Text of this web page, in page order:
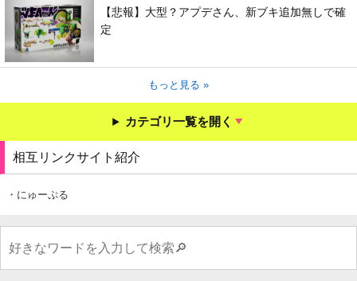
【悲報】大型？アプデさん、新ブキ追加無しで確
定
もっと見る »
カテゴリ一覧を開く
相互リンクサイト紹介
・にゅーぷる